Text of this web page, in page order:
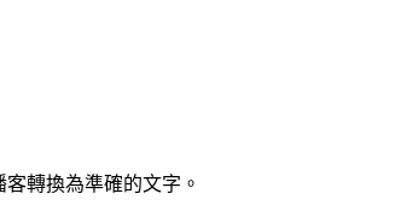
轉換為準確的文字。